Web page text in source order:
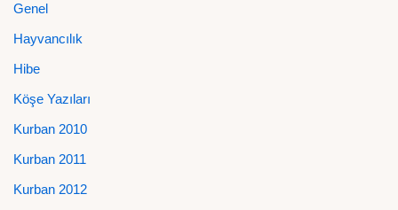
Genel
Hayvancılık
Hibe
Köşe Yazıları
Kurban 2010
Kurban 2011
Kurban 2012